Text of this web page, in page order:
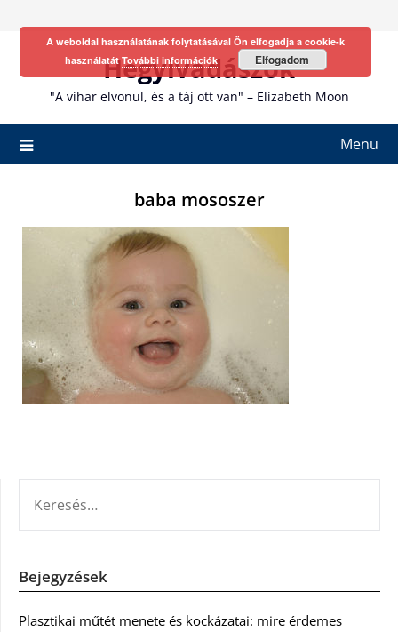
Hegyivadászok
"A vihar elvonul, és a táj ott van" – Elizabeth Moon
Menu
baba mososzer
Bejegyzések
Plasztikai műtét menete és kockázatai: mire érdemes
A weboldal használatának folytatásával Ön elfogadja a cookie-k
használatátTovábbi információk Elfogadom